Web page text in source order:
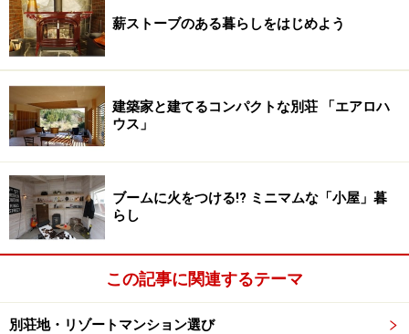
薪ストーブのある暮らしをはじめよう
建築家と建てるコンパクトな別荘 「エアロハ
ウス」
ブームに火をつける!? ミニマムな「小屋」暮
らし
この記事に関連するテーマ
別荘地・リゾートマンション選び